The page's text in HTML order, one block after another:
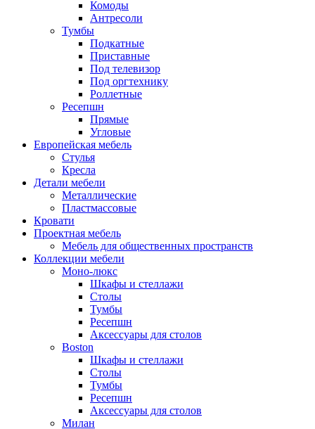
Комоды
Антресоли
Тумбы
Подкатные
Приставные
Под телевизор
Под оргтехнику
Роллетные
Ресепшн
Прямые
Угловые
Европейская мебель
Стулья
Кресла
Детали мебели
Металлические
Пластмассовые
Кровати
Проектная мебель
Мебель для общественных пространств
Коллекции мебели
Моно-люкс
Шкафы и стеллажи
Столы
Тумбы
Ресепшн
Аксессуары для столов
Boston
Шкафы и стеллажи
Столы
Тумбы
Ресепшн
Аксессуары для столов
Милан